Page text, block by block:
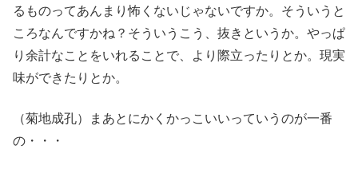
るものってあんまり怖くないじゃないですか。そういうと
ころなんですかね？そういうこう、抜きというか。やっぱ
り余計なことをいれることで、より際立ったりとか。現実
味ができたりとか。
（菊地成孔）まあとにかくかっこいいっていうのが一番
の・・・